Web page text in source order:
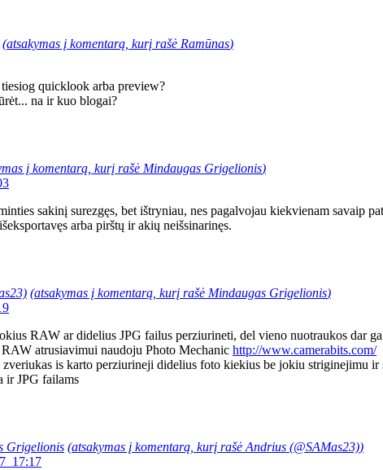
(atsakymas į komentarą, kurį rašė Ramūnas)
quicklook arba preview?
na ir kuo blogai?
į komentarą, kurį rašė Mindaugas Grigelionis)
sakinį surezgęs, bet ištryniau, nes pagalvojau kiekvienam savaip
arba pirštų ir akių neišsinarinęs.
(atsakymas į komentarą, kurį rašė Mindaugas Grigelionis)
RAW ar didelius JPG failus perziurineti, del vieno nuotraukos dar
atrusiavimui naudoju Photo Mechanic http://www.camerabits.com/
zveriukas is karto perziurineji didelius foto kiekius be jokiu striginejimu
ir JPG failams
Grigelionis (atsakymas į komentarą, kurį rašė Andrius (@SAMas23))
17:17